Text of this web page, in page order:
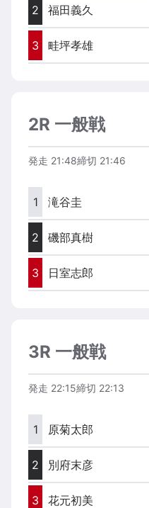
2 福田義久
3 畦坪孝雄
2R 一般戦
発走 21:48締切 21:46
1 滝谷圭
2 磯部真樹
3 日室志郎
3R 一般戦
発走 22:15締切 22:13
1 原菊太郎
2 別府末彦
3 花元初美